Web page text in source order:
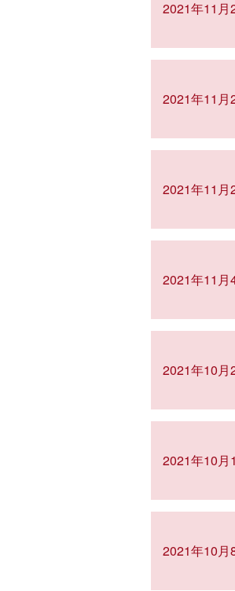
2021年11月
2021年11月
2021年11月
2021年11月
2021年10月
2021年10月
2021年10月